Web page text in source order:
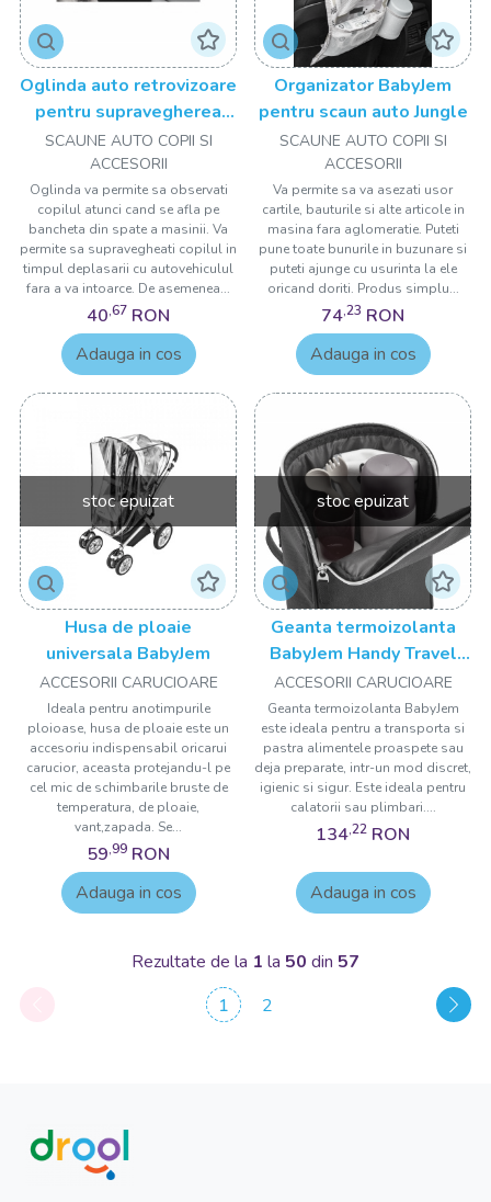
Oglinda auto retrovizoare
pentru supravegherea
copilului BabyJem
SCAUNE AUTO COPII SI
ACCESORII
Oglinda va permite sa observati
copilul atunci cand se afla pe
bancheta din spate a masinii. Va
permite sa supravegheati copilul in
timpul deplasarii cu autovehiculul
fara a va intoarce. De asemenea...
40,67 RON
Adauga in cos
Organizator BabyJem
pentru scaun auto Jungle
SCAUNE AUTO COPII SI
ACCESORII
Va permite sa va asezati usor
cartile, bauturile si alte articole in
masina fara aglomeratie. Puteti
pune toate bunurile in buzunare si
puteti ajunge cu usurinta la ele
oricand doriti. Produs simplu...
74,23 RON
Adauga in cos
stoc epuizat
Husa de ploaie
universala BabyJem
ACCESORII CARUCIOARE
Ideala pentru anotimpurile
ploioase, husa de ploaie este un
accesoriu indispensabil oricarui
carucior, aceasta protejandu-l pe
cel mic de schimbarile bruste de
temperatura, de ploaie,
vant,zapada. Se...
59,99 RON
Adauga in cos
stoc epuizat
Geanta termoizolanta
BabyJem Handy Travel
Black
ACCESORII CARUCIOARE
Geanta termoizolanta BabyJem
este ideala pentru a transporta si
pastra alimentele proaspete sau
deja preparate, intr-un mod discret,
igienic si sigur. Este ideala pentru
calatorii sau plimbari....
134,22 RON
Adauga in cos
Rezultate de la 1 la 50 din 57
1
2